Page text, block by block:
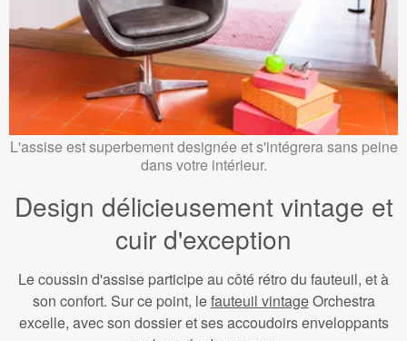
L'assise est superbement designée et s'intégrera sans peine
dans votre intérieur.
Design délicieusement vintage et
cuir d'exception
Le coussin d'assise participe au côté rétro du fauteuil, et à
son confort. Sur ce point, lefauteuil vintageOrchestra
excelle, avec son dossier et ses accoudoirs enveloppants